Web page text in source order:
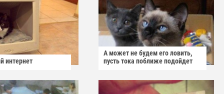
интернет
А может не будем его ловить,
пусть тока поближе подойдет